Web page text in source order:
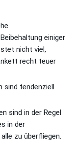
einiger
nicht viel,
recht teuer
sind tendenziell
sind in der Regel
in der
zu überfliegen.